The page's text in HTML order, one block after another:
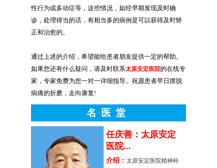
性行为或多动症等，这些情况，如经早期发现及时确
诊，处理得当的话，有相当多的病例是可以获得及时矫
正和治愈的。
通过上述的介绍，希望能给患者朋友提供一定的帮助。
如果您还有什么疑问，请及时联系太原安定医院的在线专
家，专家免费为您一对一详细指导。祝愿患者早日摆脱
病痛的折磨，走向康复!
名医堂
任庆善：太原安定
医院...
介绍： 太原安定医院精神科